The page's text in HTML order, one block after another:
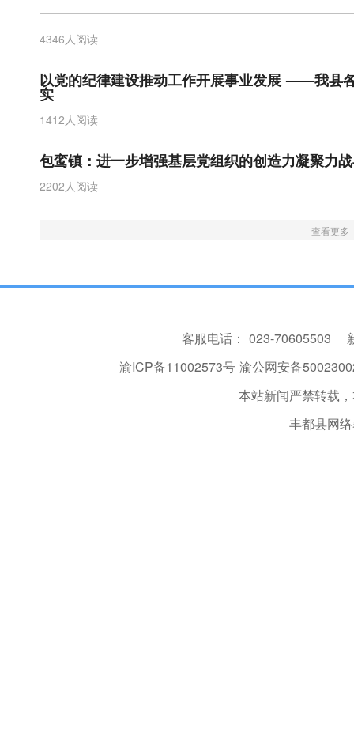
4346人阅读
以党的纪律建设推动工作开展事业发展 ——我县
实
1412人阅读
包鸾镇：进一步增强基层党组织的创造力凝聚力
2202人阅读
查看更多
客服电话： 023-70605503
渝ICP备11002573号 渝公网安备
本站新闻严禁转载
丰都县网